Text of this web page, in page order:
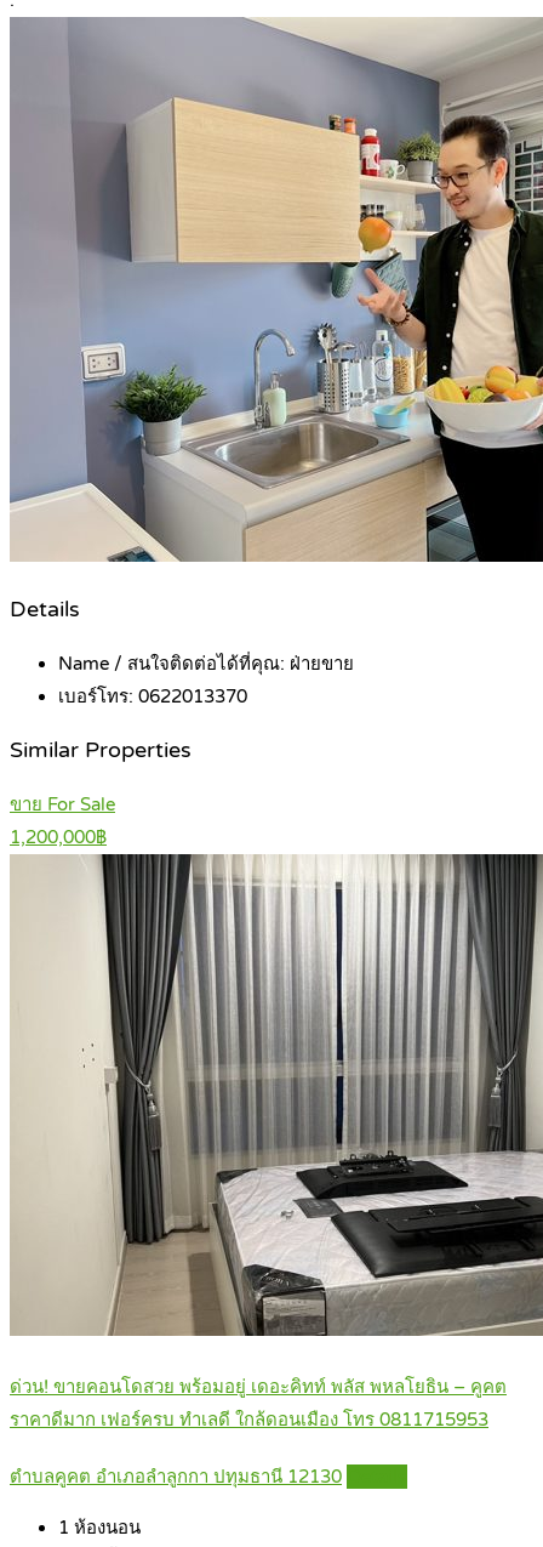
Details
Name / สนใจติดต่อได้ที่คุณ: ฝ่ายขาย
เบอร์โทร: 0622013370
Similar Properties
ขาย For Sale
1,200,000฿
ด่วน! ขายคอนโดสวย พร้อมอยู่ เดอะคิทท์ พลัส พหลโยธิน – คูคต
ราคาดีมาก เฟอร์ครบ ทำเลดี ใกล้ดอนเมือง โทร 0811715953
ตำบลคูคต อำเภอลำลูกกา ปทุมธานี 12130
1 ห้องนอน